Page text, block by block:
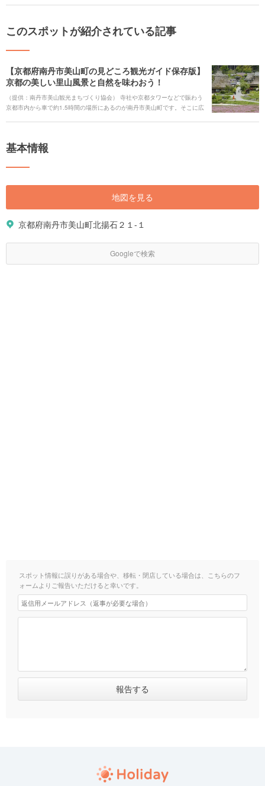
このスポットが紹介されている記事
【京都府南丹市美山町の見どころ観光ガイド保存版】
京都の美しい里山風景と自然を味わおう！
（提供：南丹市美山観光まちづくり協会） 寺社や京都タワーなどで賑わう
京都市内から車で約1.5時間の場所にあるのが南丹市美山町です。そこに広
俗資料館や自然美しいダム、美山牛乳のソフトクリーム屋さん、和食が味
山町を楽しむためのおすすめ情報を紹介していきます。
基本情報
地図を見る
京都府南丹市美山町北揚石２１-１
Googleで検索
スポット情報に誤りがある場合や、移転・閉店している場合は、こちらのフ
ォームよりご報告いただけると幸いです。